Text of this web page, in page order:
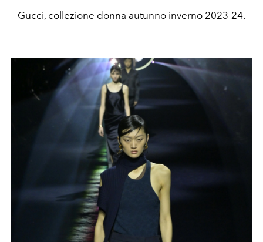
Gucci, collezione donna autunno inverno 2023-24.